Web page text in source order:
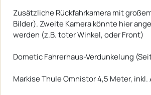
Zusätzliche Rückfahrkamera mit
Bilder). Zweite Kamera könnte hier
werden (z.B. toter Winkel, oder Front)
Dometic Fahrerhaus-Verdunkelung
Markise Thule Omnistor 4,5 Meter, inkl.